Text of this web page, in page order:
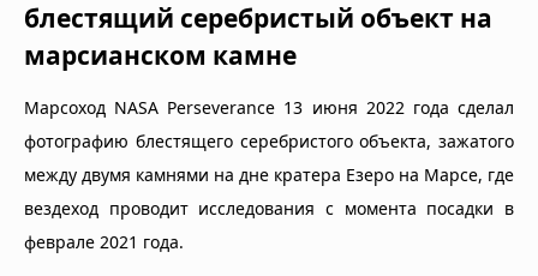
блестящий серебристый объект на
марсианском камне
Марсоход NASA Perseverance 13 июня 2022 года сделал
фотографию блестящего серебристого объекта, зажатого
между двумя камнями на дне кратера Езеро на Марсе, где
вездеход проводит исследования с момента посадки в
феврале 2021 года.